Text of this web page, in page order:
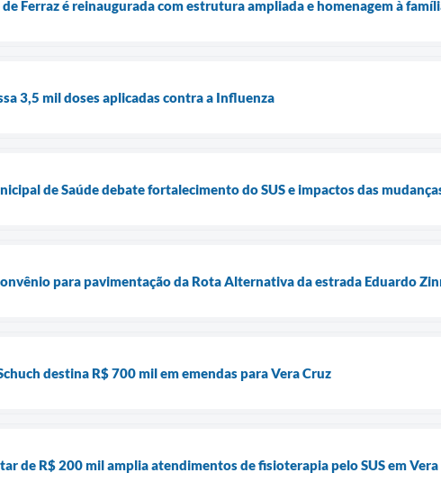
de Ferraz é reinaugurada com estrutura ampliada e homenagem à
3,5 mil doses aplicadas contra a Influenza
de Saúde debate fortalecimento do SUS e impactos das
para pavimentação da Rota Alternativa da estrada Eduardo
destina R$ 700 mil em emendas para Vera Cruz
de R$ 200 mil amplia atendimentos de fisioterapia pelo SUS em Vera